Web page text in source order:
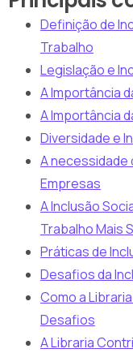
Definição de
Trabalho
Legislação e
A Importância
A Importância
Diversidade e
A necessidade
Empresas
A Inclusão
Trabalho Mais
Práticas de
Desafios da
Como a
Desafios
A Libraria